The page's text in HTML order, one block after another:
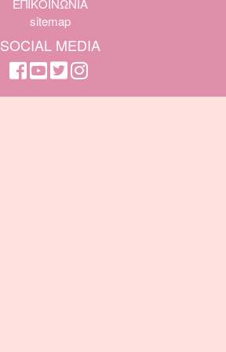
ΕΠΙΚΟΙΝΩΝΙΑ
sitemap
SOCIAL MEDIA